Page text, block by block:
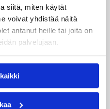
siitä, miten käytät
voivat yhdistää näitä
antanut heille tai joita on
palvelujaan.
konseptin
ja syventää